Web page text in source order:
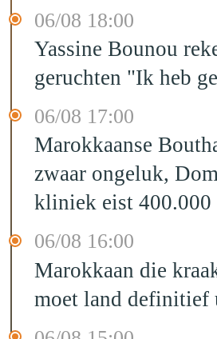
06/08 18:00
Yassine Bounou
geruchten "Ik heb
06/08 17:00
Marokkaanse
zwaar ongeluk,
kliniek eist 400.000
06/08 16:00
Marokkaan die
moet land definitief